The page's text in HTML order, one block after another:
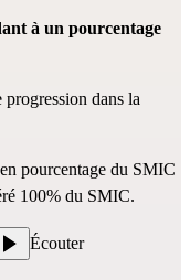
à un pourcentage
dans la
pourcentage du SMIC
100% du SMIC.
Écouter